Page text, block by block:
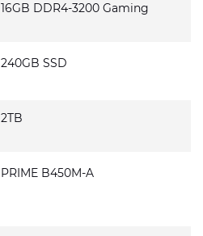
16GB DDR4-3200 Gaming
240GB SSD
2TB
PRIME B450M-A